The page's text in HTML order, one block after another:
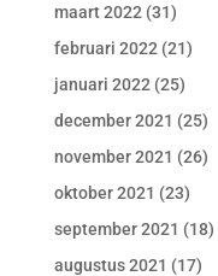
maart 2022 (31)
februari 2022 (21)
januari 2022 (25)
december 2021 (25)
november 2021 (26)
oktober 2021 (23)
september 2021 (18)
augustus 2021 (17)